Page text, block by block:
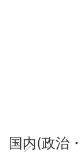
国内(政治